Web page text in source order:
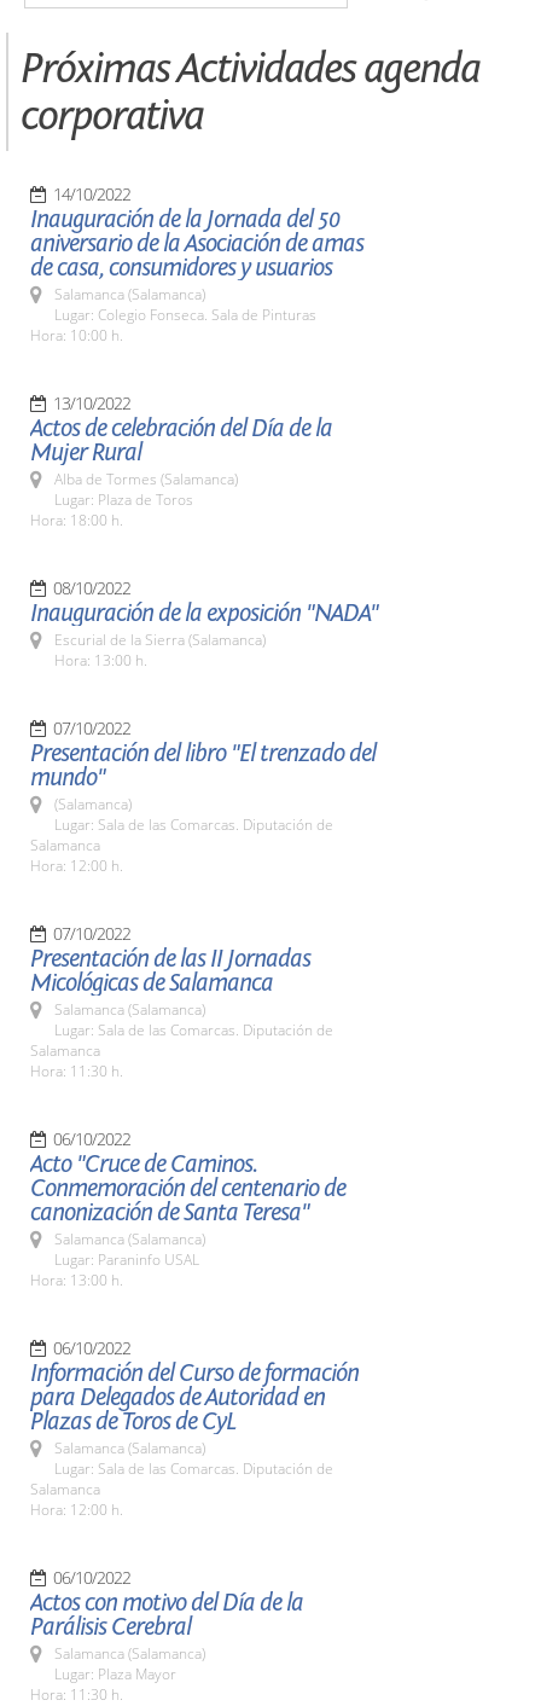
Próximas Actividades agenda
corporativa
14/10/2022
Inauguración de la Jornada del 50
aniversario de la Asociación de amas
de casa, consumidores y usuarios
Salamanca (Salamanca)
Lugar: Colegio Fonseca. Sala de Pinturas
Hora: 10:00 h.
13/10/2022
Actos de celebración del Día de la
Mujer Rural
Alba de Tormes (Salamanca)
Lugar: Plaza de Toros
Hora: 18:00 h.
08/10/2022
Inauguración de la exposición "NADA"
Escurial de la Sierra (Salamanca)
Hora: 13:00 h.
07/10/2022
Presentación del libro "El trenzado del
mundo"
(Salamanca)
Lugar: Sala de las Comarcas. Diputación de
Salamanca
Hora: 12:00 h.
07/10/2022
Presentación de las II Jornadas
Micológicas de Salamanca
Salamanca (Salamanca)
Lugar: Sala de las Comarcas. Diputación de
Salamanca
Hora: 11:30 h.
06/10/2022
Acto "Cruce de Caminos.
Conmemoración del centenario de
canonización de Santa Teresa"
Salamanca (Salamanca)
Lugar: Paraninfo USAL
Hora: 13:00 h.
06/10/2022
Información del Curso de formación
para Delegados de Autoridad en
Plazas de Toros de CyL
Salamanca (Salamanca)
Lugar: Sala de las Comarcas. Diputación de
Salamanca
Hora: 12:00 h.
06/10/2022
Actos con motivo del Día de la
Parálisis Cerebral
Salamanca (Salamanca)
Lugar: Plaza Mayor
Hora: 11:30 h.